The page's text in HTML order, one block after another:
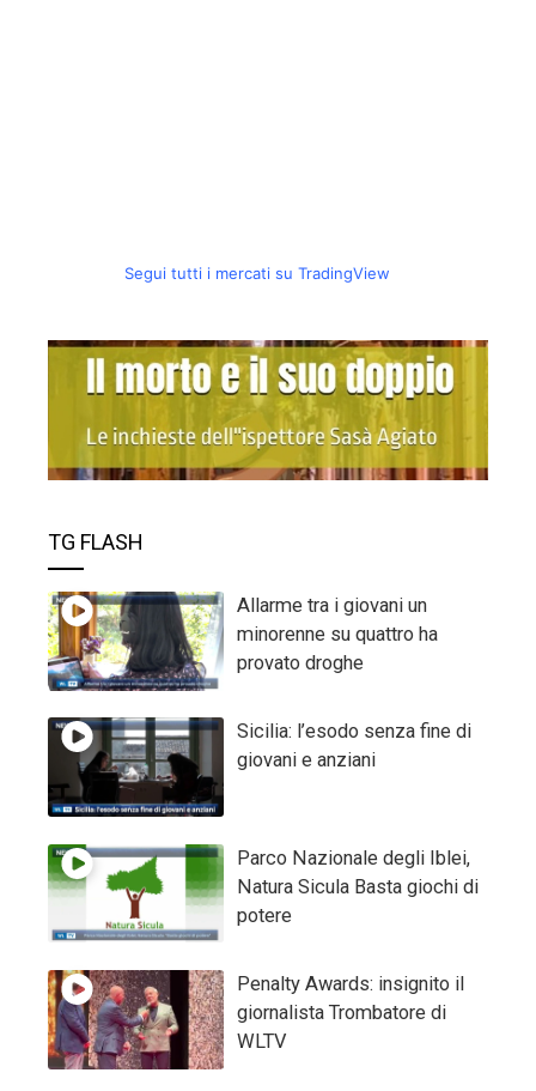
Segui tutti i mercati su TradingView
TG FLASH
Allarme tra i giovani un
minorenne su quattro ha
provato droghe
Sicilia: l’esodo senza fine di
giovani e anziani
Parco Nazionale degli Iblei,
Natura Sicula Basta giochi di
potere
Penalty Awards: insignito il
giornalista Trombatore di
WLTV